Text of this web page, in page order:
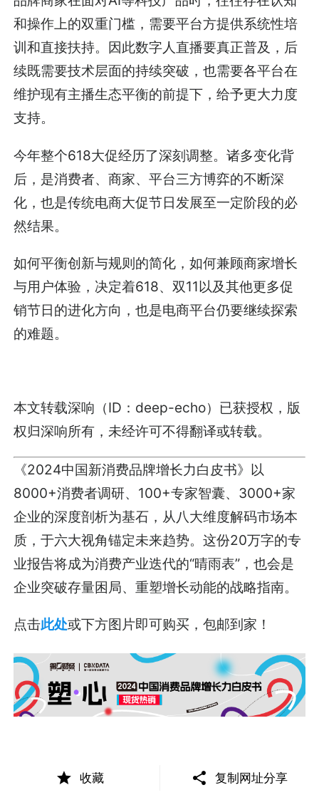
和操作上的双重门槛，需要平台方提供系统性培
训和直接扶持。因此数字人直播要真正普及，后
续既需要技术层面的持续突破，也需要各平台在
维护现有主播生态平衡的前提下，给予更大力度
支持。
今年整个618大促经历了深刻调整。诸多变化背
后，是消费者、商家、平台三方博弈的不断深
化，也是传统电商大促节日发展至一定阶段的必
然结果。
如何平衡创新与规则的简化，如何兼顾商家增长
与用户体验，决定着618、双11以及其他更多促
销节日的进化方向，也是电商平台仍要继续探索
的难题。
本文转载深响（ID：deep-echo）已获授权，版
权归深响所有，未经许可不得翻译或转载。
《2024中国新消费品牌增长力白皮书》以
8000+消费者调研、100+专家智囊、3000+家
企业的深度剖析为基石，从八大维度解码市场本
质，于六大视角锚定未来趋势。这份20万字的专
业报告将成为消费产业迭代的“晴雨表”，也会是
企业突破存量困局、重塑增长动能的战略指南。
点击此处或下方图片即可购买，包邮到家！
收藏 复制网址分享